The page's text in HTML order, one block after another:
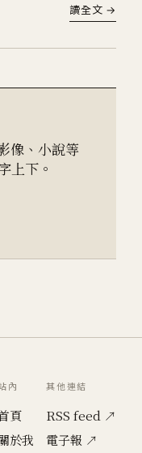
讀全文 →
像、小說等
上下。
內
頁
於我
其他連結
RSS feed ↗
電子報 ↗